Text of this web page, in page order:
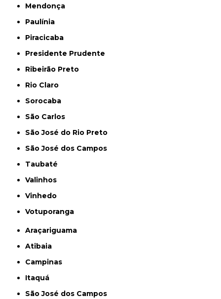
Mendonça
Paulínia
Piracicaba
Presidente Prudente
Ribeirão Preto
Rio Claro
Sorocaba
São Carlos
São José do Rio Preto
São José dos Campos
Taubaté
Valinhos
Vinhedo
Votuporanga
Araçariguama
Atibaia
Campinas
Itaquá
São José dos Campos